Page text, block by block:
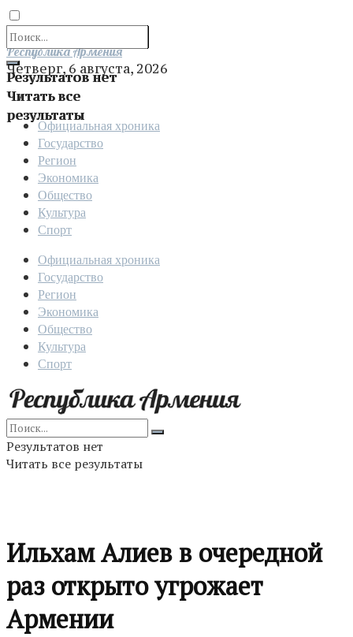
Результатов нет
Читать все
результаты
Отправить
Республика Армения
Четверг, 6 августа, 2026
Официальная хроника
Государство
Регион
Экономика
Общество
Культура
Спорт
Официальная хроника
Государство
Регион
Экономика
Общество
Культура
Спорт
Результатов нет
Читать все результаты
Ильхам Алиев в очередной
раз открыто угрожает
Армении